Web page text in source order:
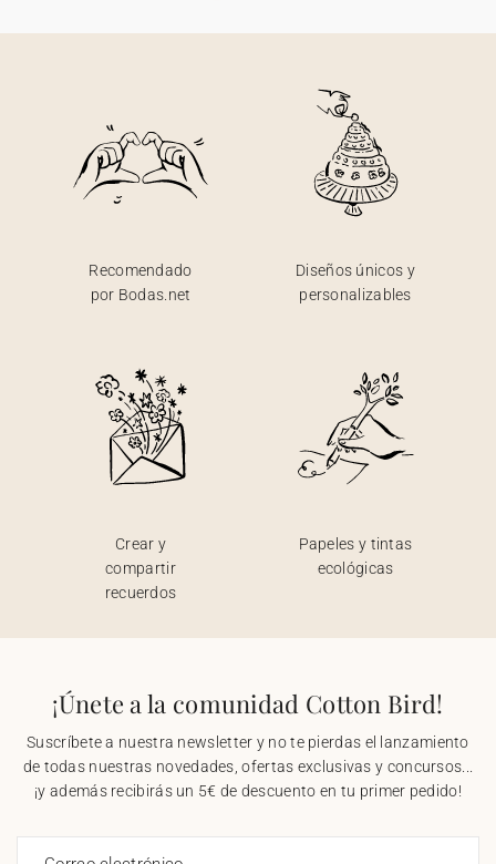
Recomendado
por Bodas.net
Diseños únicos y
personalizables
Crear y
compartir
recuerdos
Papeles y tintas
ecológicas
¡Únete a la comunidad Cotton Bird!
Suscríbete a nuestra newsletter y no te pierdas el lanzamiento
de todas nuestras novedades, ofertas exclusivas y concursos...
¡y además recibirás un 5€ de descuento en tu primer pedido!